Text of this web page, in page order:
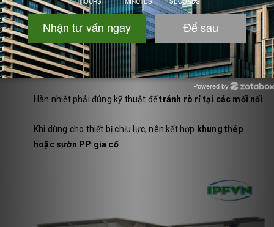
Không sử dụng với dung môi clo, halogen mạnh hoặc
nhiệt độ > 120°C liên tục
Khi đặt ngoài trời cần bọc FRP hoặc sơn chống UV
tránh lão hóa vật liệu
Hàn nhiệt phải đúng kỹ thuật đểtránh rò rỉ tại các mối nối
Khi dùng cho thiết bị chịu lực, nên kết hợp khung thép
hoặc sườn PP gia cố
Powered by
Zotabox